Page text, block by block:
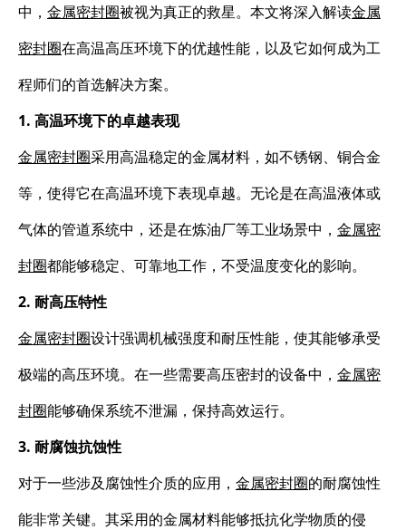
中， 金属密封圈被视为真正的救星。本文将深入解读金属
密封圈在高温高压环境下的优越性能，以及它如何成为工
程师们的首选解决方案。
1. 高温环境下的卓越表现
金属密封圈采用高温稳定的金属材料，如不锈钢、铜合金
等，使得它在高温环境下表现卓越。无论是在高温液体或
气体的管道系统中，还是在炼油厂等工业场景中， 金属密
封圈都能够稳定、可靠地工作，不受温度变化的影响。
2. 耐高压特性
金属密封圈设计强调机械强度和耐压性能，使其能够承受
极端的高压环境。在一些需要高压密封的设备中， 金属密
封圈能够确保系统不泄漏，保持高效运行。
3. 耐腐蚀抗蚀性
对于一些涉及腐蚀性介质的应用， 金属密封圈的耐腐蚀性
能非常关键。其采用的金属材料能够抵抗化学物质的侵